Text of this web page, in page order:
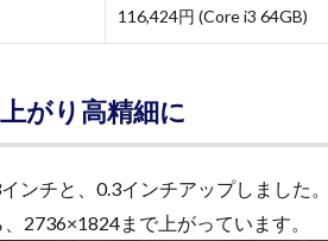
116,424円 (Core i3 64GB)
がり高精細に
ンチと、0.3インチアップしました。
2736×1824まで上がっています。